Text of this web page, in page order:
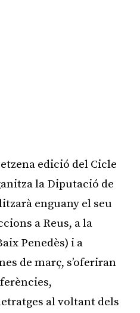
edició del Cicle
la Diputació de
enguany el seu
a Reus, a la
Penedès) i a
de març, s’oferiran
al voltant dels